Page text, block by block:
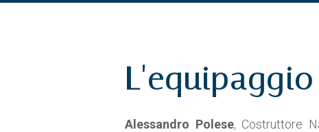
L'equipaggio
Alessandro Polese, Costruttore